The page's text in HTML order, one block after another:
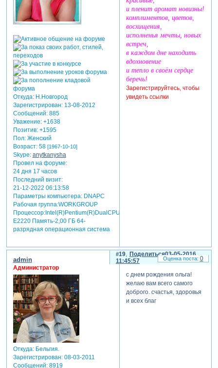
Откуда:Н.Новгород
Зарегистрирован: 13-08-2012
Сообщений:885
Уважение: +1638
Позитив: +1595
Пол:Женский
Возраст:58 [1967-10-10]
Skype: anytkanysha
Провел на форуме:
24 дня 17 часов
Последний визит:
21-12-2022 06:13:58
Параметры компьютера:DNAPC
Рабочая группа:WORKGROUP
Процессор:Intel(R)Pentium(R)DualCPU
E2220 Память-2,00 ГБ 64-
разрядная операционная система
и пленит аромат новизны!
комплиментов, цветов,
восхищения,
исполненья мечты, новых
встреч,
в каждом дне находить
вдохновение
и тепло в своём сердце
беречь!
Зарегистрируйтесь, чтобы
увидеть ссылки
Поделиться
19
03-05-2016
11:45:57
admin
Администратор
Откуда:Бельгия.
Зарегистрирован: 08-03-2011
Сообщений:8919
с днем рождения ольга!
желаю вам всего самого
доброго. счастья, здоровья
и всех благ
0